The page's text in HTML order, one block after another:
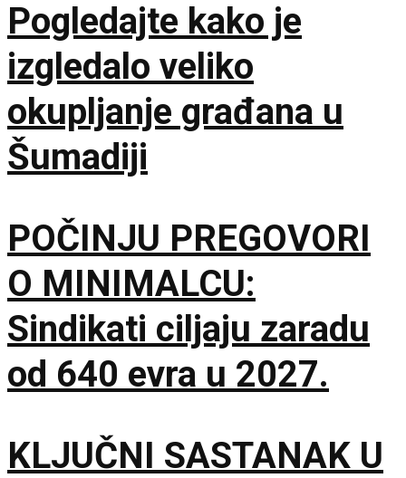
Pogledajte kako je
izgledalo veliko
okupljanje građana u
Šumadiji
POČINJU PREGOVORI
O MINIMALCU:
Sindikati ciljaju zaradu
od 640 evra u 2027.
KLJUČNI SASTANAK U